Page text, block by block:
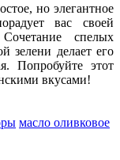
но элегантное
вас своей
спелых
зелени делает его
Попробуйте этот
вкусами!
масло оливковое